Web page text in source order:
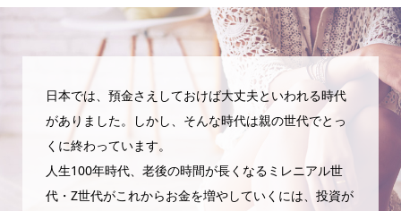
日本では、預金さえしておけば大丈夫といわれる時代
がありました。しかし、そんな時代は親の世代でとっ
くに終わっています。
人生100年時代、老後の時間が長くなるミレニアル世
代・Z世代がこれからお金を増やしていくには、投資が